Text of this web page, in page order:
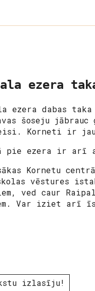
ezera
ezera dabas
šoseju
Korneti ir
pie ezera ir arī
Kornetu
vēstures
ved caur
Var iziet arī
izlasīju!